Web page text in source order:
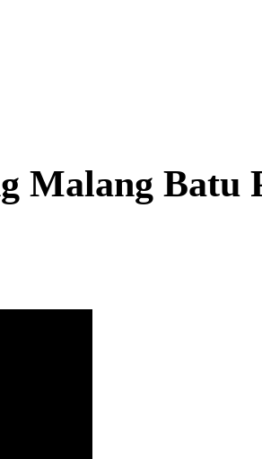
Malang Batu